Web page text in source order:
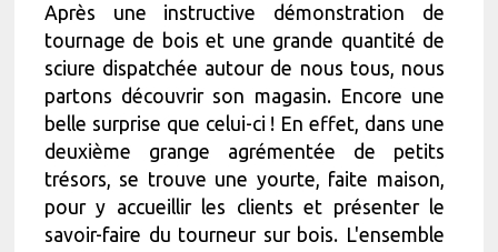
Après une instructive démonstration de
tournage de bois et une grande quantité de
sciure dispatchée autour de nous tous, nous
partons découvrir son magasin. Encore une
belle surprise que celui-ci ! En effet, dans une
deuxième grange agrémentée de petits
trésors, se trouve une yourte, faite maison,
pour y accueillir les clients et présenter le
savoir-faire du tourneur sur bois. L'ensemble